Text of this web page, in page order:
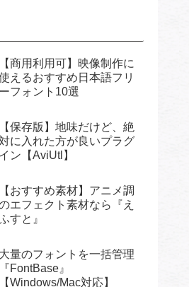
【商用利用可】映像制作に
えるおすすめ日本語フリ
ーフォント10選
【保存版】地味だけど、絶
対に入れた方が良いプラグ
イン【AviUtl】
【おすすめ素材】アニメ調
エフェクト素材なら『え
すと』
大量のフォントを一括管理
『FontBase』
【Windows/Mac対応】